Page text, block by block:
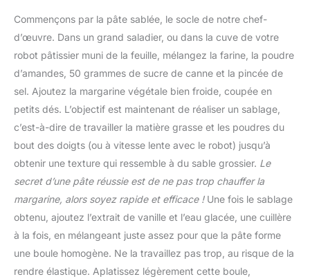
Commençons par la pâte sablée, le socle de notre chef-
d’œuvre. Dans un grand saladier, ou dans la cuve de votre
robot pâtissier muni de la feuille, mélangez la farine, la poudre
d’amandes, 50 grammes de sucre de canne et la pincée de
sel. Ajoutez la margarine végétale bien froide, coupée en
petits dés. L’objectif est maintenant de réaliser un sablage,
c’est-à-dire de travailler la matière grasse et les poudres du
bout des doigts (ou à vitesse lente avec le robot) jusqu’à
obtenir une texture qui ressemble à du sable grossier. Le
secret d’une pâte réussie est de ne pas trop chauffer la
margarine, alors soyez rapide et efficace !Une fois le sablage
obtenu, ajoutez l’extrait de vanille et l’eau glacée, une cuillère
à la fois, en mélangeant juste assez pour que la pâte forme
une boule homogène. Ne la travaillez pas trop, au risque de la
rendre élastique. Aplatissez légèrement cette boule,